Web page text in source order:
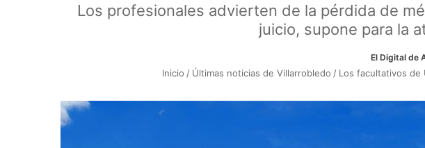
Los profesionales advierten de la pérdida de
juicio, supone para la
El Digital de
Inicio / Últimas noticias de Villarrobledo / Los facultativos de